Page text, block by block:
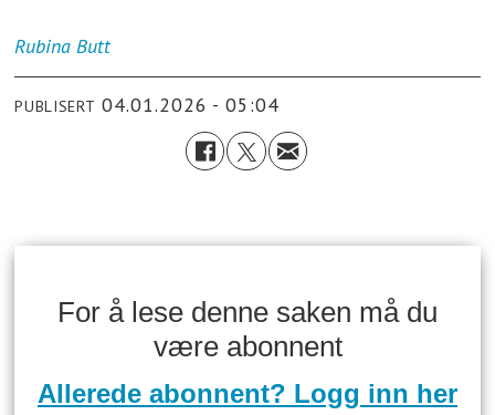
Rubina Butt
PUBLISERT 04.01.2026 - 05:04
For å lese denne saken må du
være abonnent
Allerede abonnent? Logg inn her